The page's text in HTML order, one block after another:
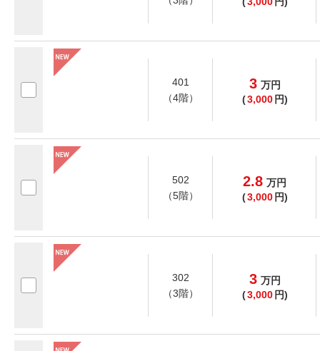
401
（4階）
3 万円
(3,000 円)
502
（5階）
2.8 万円
(3,000 円)
302
（3階）
3 万円
(3,000 円)